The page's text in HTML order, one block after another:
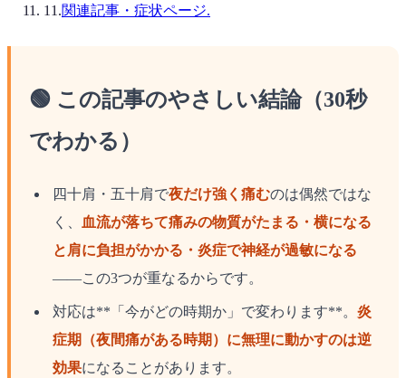
11 .関連記事・症状ページ.
🟢 この記事のやさしい結論（30秒
でわかる）
四十肩・五十肩で夜だけ強く痛むのは偶然ではな
く、
血流が落ちて痛みの物質がたまる・横になる
と肩に負担がかかる・炎症で神経が過敏になる
——この3つが重なるからです。
対応は**「今がどの時期か」で変わります**。 炎
症期（夜間痛がある時期）に無理に動かすのは逆
効果になることがあります。